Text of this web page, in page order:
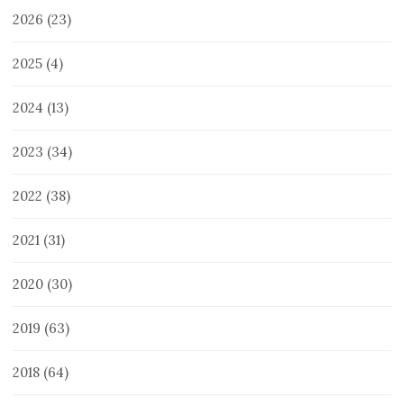
2026 (23)
2025 (4)
2024 (13)
2023 (34)
2022 (38)
2021 (31)
2020 (30)
2019 (63)
2018 (64)